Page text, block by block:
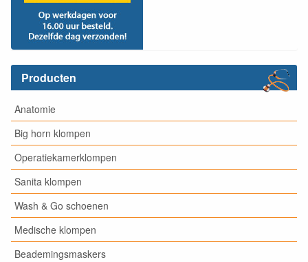
Producten
Anatomie
Big horn klompen
Operatiekamerklompen
Sanita klompen
Wash & Go schoenen
Medische klompen
Beademingsmaskers